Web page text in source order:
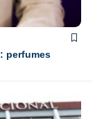
perfumes